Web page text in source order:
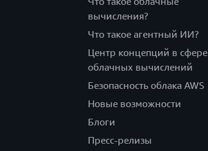
вычисления?
Что такое агентный ИИ?
Центр концепций в сфере
облачных вычислений
Безопасность облака AWS
Новые возможности
Блоги
Пресс-релизы